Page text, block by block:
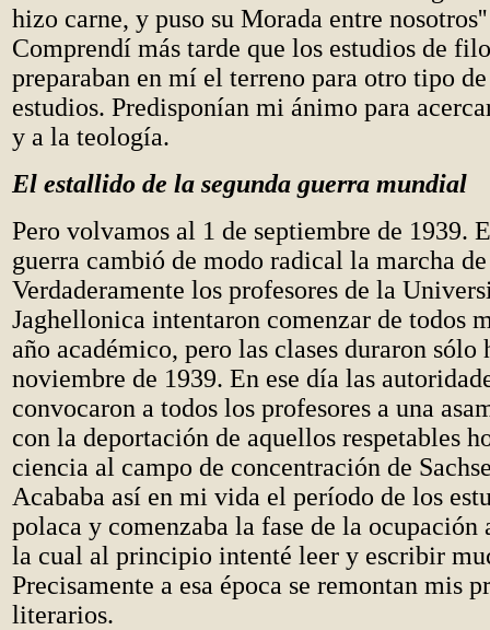
hizo carne, y puso su Morada entre
Comprendí más tarde que los estudios de
preparaban en mí el terreno para otro tipo
estudios. Predisponían mi ánimo para
y a la teología.
El estallido de la segunda guerra mundial
Pero volvamos al 1 de septiembre de 1939.
guerra cambió de modo radical la marcha
Verdaderamente los profesores de la
Jaghellonica intentaron comenzar de todos
año académico, pero las clases duraron sólo
noviembre de 1939. En ese día las
convocaron a todos los profesores a una
con la deportación de aquellos respetables
ciencia al campo de concentración de
Acababa así en mi vida el período de los
polaca y comenzaba la fase de la ocupación
la cual al principio intenté leer y escribir
Precisamente a esa época se remontan mis
literarios.